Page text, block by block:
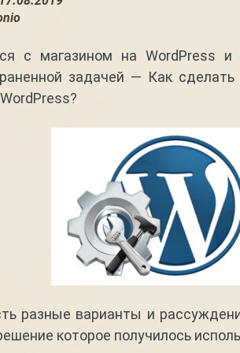
с магазином на WordPress и
задачей — Как сделать
разные варианты и
которое получилось